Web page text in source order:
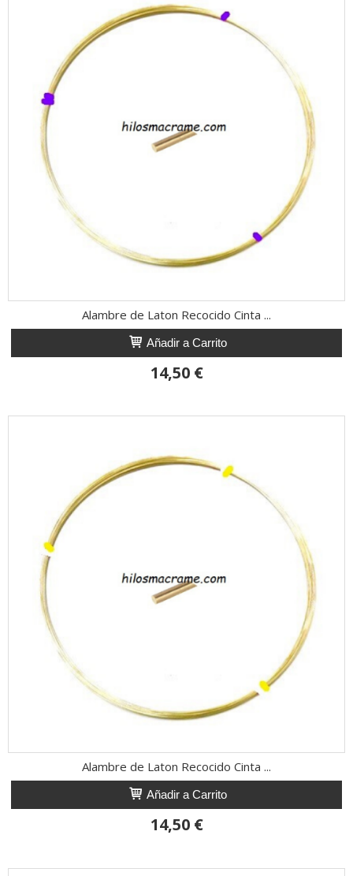
Alambre de Laton Recocido Cinta ...
Añadir a Carrito
14,50 €
Alambre de Laton Recocido Cinta ...
Añadir a Carrito
14,50 €